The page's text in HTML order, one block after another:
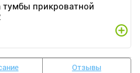
тумбы прикроватной
Отзывы